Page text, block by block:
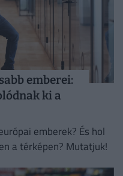
emberei:
ki a
emberek? És hol
a térképen? Mutatjuk!